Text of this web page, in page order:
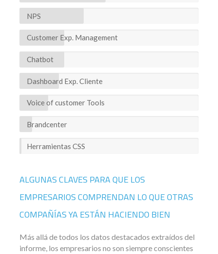
NPS
Customer Exp. Management
Chatbot
Dashboard Exp. Cliente
Voice of customer Tools
Brandcenter
Herramientas CSS
ALGUNAS CLAVES PARA QUE LOS
EMPRESARIOS COMPRENDAN LO QUE OTRAS
COMPAÑÍAS YA ESTÁN HACIENDO BIEN
Más allá de todos los datos destacados extraídos del
informe, los empresarios no son siempre conscientes